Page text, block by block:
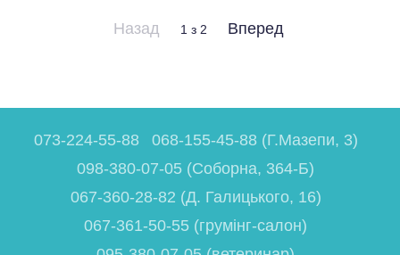
Назад 1 з 2 Вперед
073-224-55-88
068-155-45-88 (Г.Мазепи, 3)
098-380-07-05 (Соборна, 364-Б)
067-360-28-82 (Д. Галицького, 16)
067-361-50-55 (грумінг-салон)